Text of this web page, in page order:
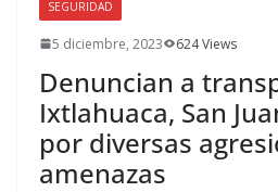
SEGURIDAD
5 diciembre, 2023 624 Views
Denuncian a
Ixtlahuaca, San
por diversas
amenazas